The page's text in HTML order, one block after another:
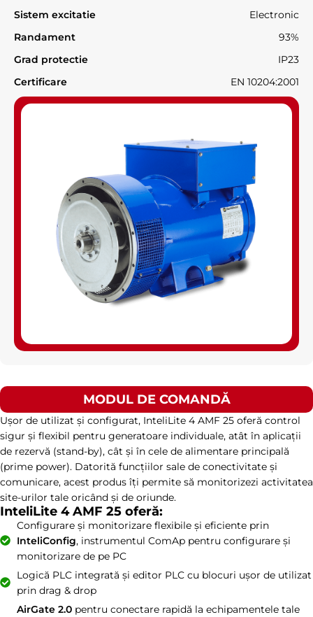
Sistem excitatie
Electronic
Randament
93%
Grad protectie
IP23
Certificare
EN 10204:2001
MODUL DE COMANDĂ
Ușor de utilizat și configurat, InteliLite 4 AMF 25 oferă control
sigur și flexibil pentru generatoare individuale, atât în aplicații
de rezervă (stand-by), cât și în cele de alimentare principală
(prime power). Datorită funcțiilor sale de conectivitate și
comunicare, acest produs îți permite să monitorizezi activitatea
site-urilor tale oricând și de oriunde.
InteliLite 4 AMF 25 oferă:
Configurare și monitorizare flexibile și eficiente prin
InteliConfig, instrumentul ComAp pentru configurare și
monitorizare de pe PC
Logică PLC integrată și editor PLC cu blocuri ușor de utilizat
prin drag & drop
AirGate 2.0pentru conectare rapidă la echipamentele tale